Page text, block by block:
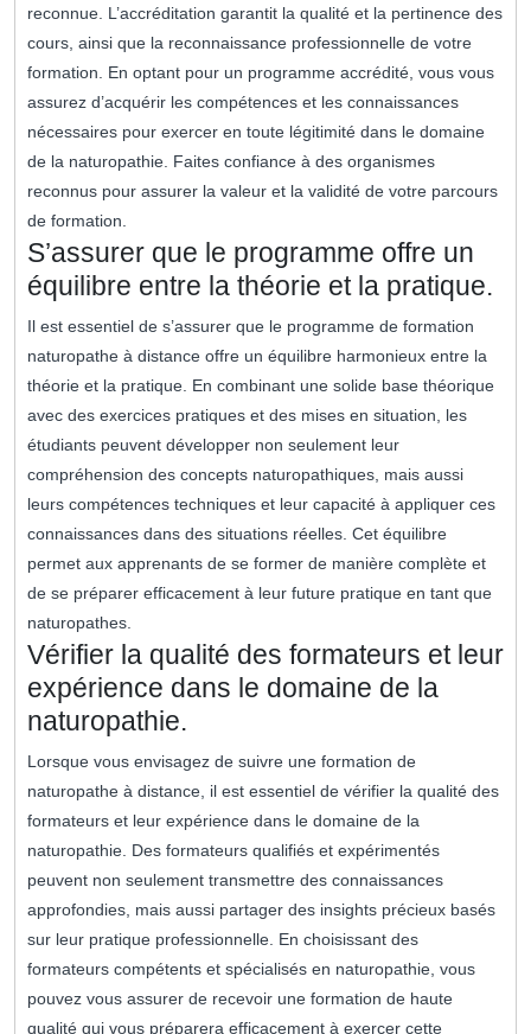
reconnue. L’accréditation garantit la qualité et la pertinence des
cours, ainsi que la reconnaissance professionnelle de votre
formation. En optant pour un programme accrédité, vous vous
assurez d’acquérir les compétences et les connaissances
nécessaires pour exercer en toute légitimité dans le domaine
de la naturopathie. Faites confiance à des organismes
reconnus pour assurer la valeur et la validité de votre parcours
de formation.
S’assurer que le programme offre un
équilibre entre la théorie et la pratique.
Il est essentiel de s’assurer que le programme de formation
naturopathe à distance offre un équilibre harmonieux entre la
théorie et la pratique. En combinant une solide base théorique
avec des exercices pratiques et des mises en situation, les
étudiants peuvent développer non seulement leur
compréhension des concepts naturopathiques, mais aussi
leurs compétences techniques et leur capacité à appliquer ces
connaissances dans des situations réelles. Cet équilibre
permet aux apprenants de se former de manière complète et
de se préparer efficacement à leur future pratique en tant que
naturopathes.
Vérifier la qualité des formateurs et leur
expérience dans le domaine de la
naturopathie.
Lorsque vous envisagez de suivre une formation de
naturopathe à distance, il est essentiel de vérifier la qualité des
formateurs et leur expérience dans le domaine de la
naturopathie. Des formateurs qualifiés et expérimentés
peuvent non seulement transmettre des connaissances
approfondies, mais aussi partager des insights précieux basés
sur leur pratique professionnelle. En choisissant des
formateurs compétents et spécialisés en naturopathie, vous
pouvez vous assurer de recevoir une formation de haute
qualité qui vous préparera efficacement à exercer cette